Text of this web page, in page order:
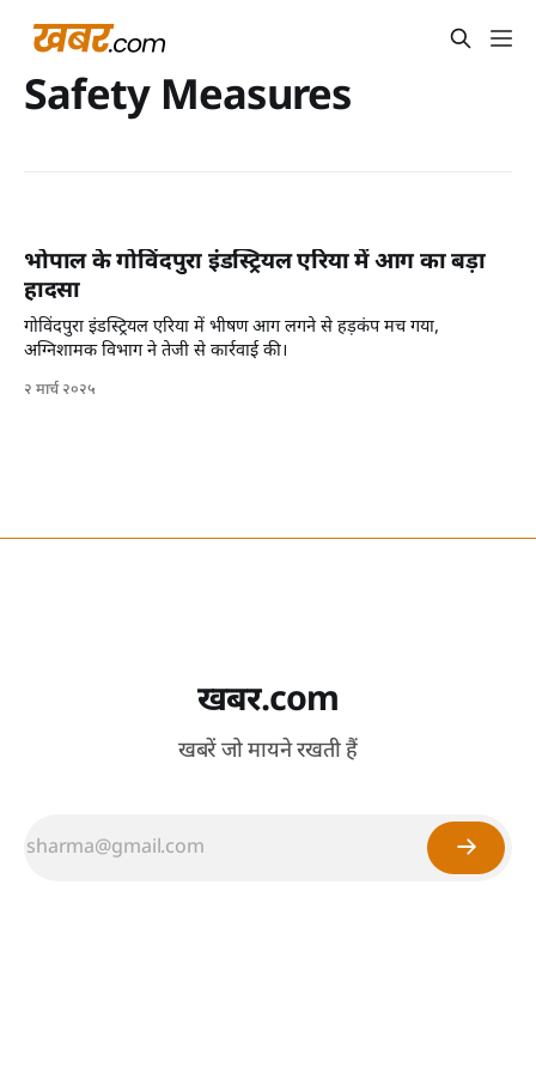
Safety Measures
भोपाल के गोविंदपुरा इंडस्ट्रियल एरिया में आग का बड़ा
हादसा
गोविंदपुरा इंडस्ट्रियल एरिया में भीषण आग लगने से हड़कंप मच गया,
अग्निशामक विभाग ने तेजी से कार्रवाई की।
२ मार्च २०२५
खबर.com
खबरें जो मायने रखती हैं